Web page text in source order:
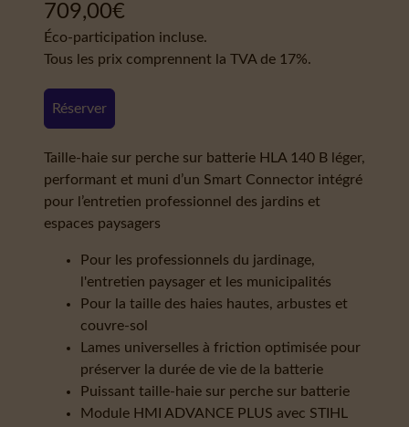
709,00€
Éco-participation incluse.
Tous les prix comprennent la TVA de 17%.
Réserver
Taille-haie sur perche sur batterie HLA 140 B léger,
performant et muni d’un Smart Connector intégré
pour l’entretien professionnel des jardins et
espaces paysagers
Pour les professionnels du jardinage,
l'entretien paysager et les municipalités
Pour la taille des haies hautes, arbustes et
couvre-sol
Lames universelles à friction optimisée pour
préserver la durée de vie de la batterie
Puissant taille-haie sur perche sur batterie
Module HMI ADVANCE PLUS avec STIHL